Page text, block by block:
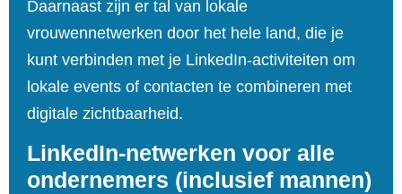
Daarnaast zijn er tal van lokale
vrouwennetwerken door het hele land, die je
kunt verbinden met je LinkedIn‑activiteiten om
lokale events of contacten te combineren met
digitale zichtbaarheid.
LinkedIn‑netwerken voor alle
ondernemers (inclusief mannen)